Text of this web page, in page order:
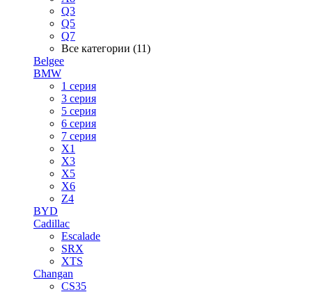
Q3
Q5
Q7
Все категории (11)
Belgee
BMW
1 серия
3 серия
5 серия
6 серия
7 серия
X1
X3
X5
X6
Z4
BYD
Cadillac
Escalade
SRX
XTS
Changan
CS35